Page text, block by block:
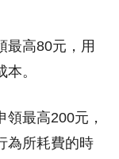
最高80元，用
。
最高200元，
為所耗費的時